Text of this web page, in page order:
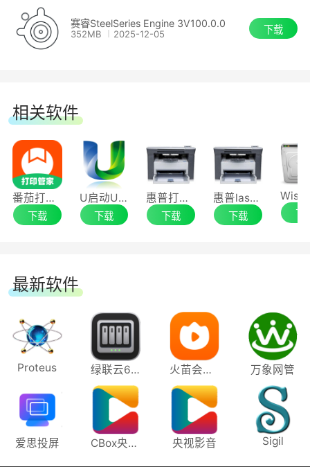
[修复] 修复了控制的灯光效果
次打开的问题
[修复] 修复了关闭设备配置窗口出现UI崩溃的
问题
问题
[优化] 为非英语语言中的设置选项卡提供了文
本显示。
[优化] 在设置中的Apex Raw特定文本添加本
地化设置。
[优化] 在设置中添加了“恢复默认” 按钮。键盘
赛睿SteelSeries Engine 3V100.0.0
352MB 2025-12-05 下载
相关软件
番茄打印管家64位
下载
U启动U盘启动盘制作工具
下载
惠普打印机m1005mfp驱动
下载
惠普laserjet m1005 mfp 一体机驱动程序
下载 下
最新软件
Proteus 绿联云64位 火苗会议电脑版 万象网管
爱思投屏 CBox央视影音 央视影音 Sigil